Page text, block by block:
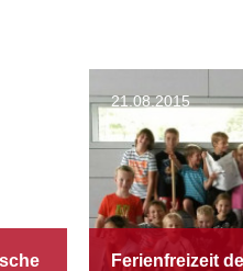
21.08.2015
Ferienfreizeit